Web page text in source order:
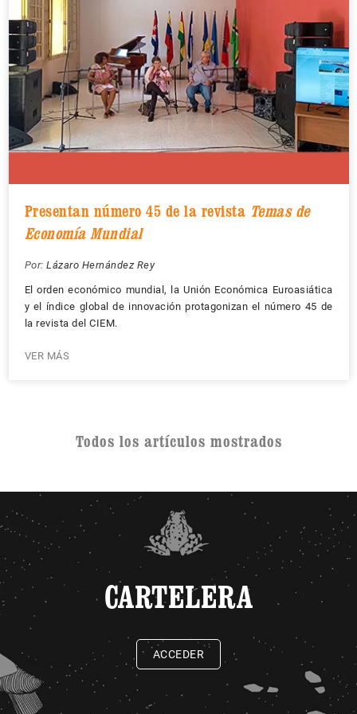
Presentan número 45 de la revista Temas de
Economía Mundial
Por: Lázaro Hernández Rey
El orden económico mundial, la Unión Económica Euroasiática
y el índice global de innovación protagonizan el número 45 de
la revista del CIEM.
VER MÁS
Todos los artículos mostrados
CARTELERA
ACCEDER